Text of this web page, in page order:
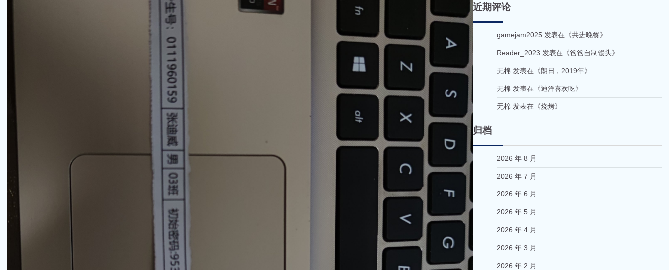
近期评论
gamejam2025发表在《共进晚餐》
Reader_2023 发表在《爸爸自制馒头》
无棉 发表在《朗日，2019年》
无棉 发表在《迪洋喜欢吃》
无棉 发表在《烧烤》
归档
2026 年 8 月
2026 年 7 月
2026 年 6 月
2026 年 5 月
2026 年 4 月
2026 年 3 月
2026 年 2 月